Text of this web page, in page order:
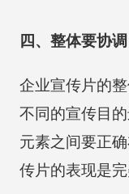
四、整体要协调
企业宣传片的
不同的宣传目
元素之间要正
传片的表现是